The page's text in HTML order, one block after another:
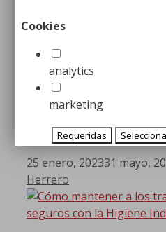
Mantener a los
sanos y seguros
Industrial
25 enero, 202331 mayo,
Herrero
Cookies
analytics
marketing
Requeridas